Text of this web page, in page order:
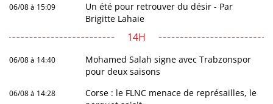
06/08 à 15:09
Un été pour retrouver du désir - Par
Brigitte Lahaie
14H
06/08 à 14:40
Mohamed Salah signe avec Trabzonspor
pour deux saisons
06/08 à 14:28
Corse : le FLNC menace de représailles, le